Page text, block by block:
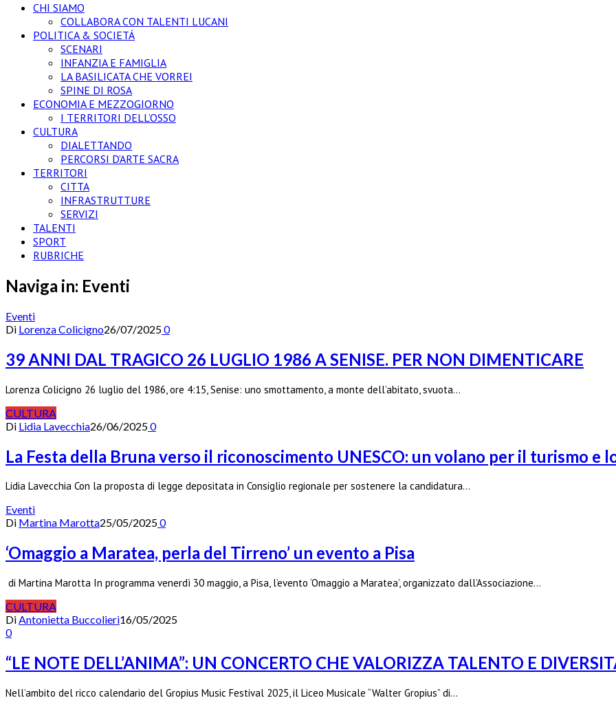
CHI SIAMO
COLLABORA CON TALENTI LUCANI
POLITICA & SOCIETÁ
SCENARI
INFANZIA E FAMIGLIA
LA BASILICATA CHE VORREI
SPINE DI ROSA
ECONOMIA E MEZZOGIORNO
I TERRITORI DELL’OSSO
CULTURA
DIALETTANDO
PERCORSI D’ARTE SACRA
TERRITORI
CITTA
INFRASTRUTTURE
SERVIZI
TALENTI
SPORT
RUBRICHE
Naviga in: Eventi
Eventi
Di Lorenza Colicigno26/07/20250
39 ANNI DAL TRAGICO 26 LUGLIO 1986 A SENISE. PER NON DIMENTICARE
Lorenza Colicigno 26 luglio del 1986, ore 4:15, Senise: uno smottamento, a monte dell’abitato, svuota…
CULTURA
Di Lidia Lavecchia26/06/20250
La Festa della Bruna verso il riconoscimento UNESCO: un volano per il turismo e
Lidia Lavecchia Con la proposta di legge depositata in Consiglio regionale per sostenere la candidatura…
Eventi
Di Martina Marotta25/05/20250
‘Omaggio a Maratea, perla del Tirreno’ un evento a Pisa
di Martina Marotta In programma venerdì 30 maggio, a Pisa, l’evento ‘Omaggio a Maratea’, organizzato dall’Associazione…
CULTURA
DiAntonietta Buccolieri16/05/2025
0
“LE NOTE DELL’ANIMA”: UN CONCERTO CHE VALORIZZA TALENTO E
Nell’ambito del ricco calendario del Gropius Music Festival 2025, il Liceo Musicale “Walter Gropius” di…